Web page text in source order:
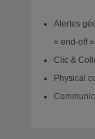
Alertes
« end-off
Clic &
Physical